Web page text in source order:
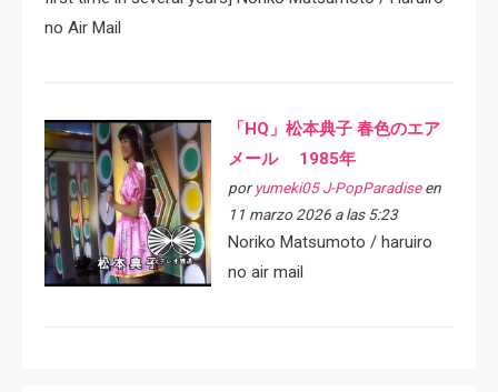
no Air Mail
「HQ」松本典子 春色のエア
メール 1985年
por yumeki05 J-PopParadiseen
11 marzo 2026 a las 5:23
Noriko Matsumoto / haruiro
no air mail